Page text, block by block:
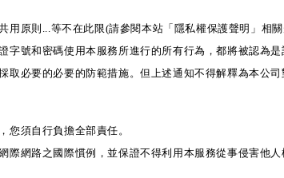
原則...等不在此限(請參閱本站「隱私權保護聲明」相關
號和密碼使用本服務所進行的所有行為，都將被認為是
必要的必要的防範措施。但上述通知不得解釋為本公
您須自行負擔全部責任。
網路之國際慣例，並保證不得利用本服務從事侵害他人